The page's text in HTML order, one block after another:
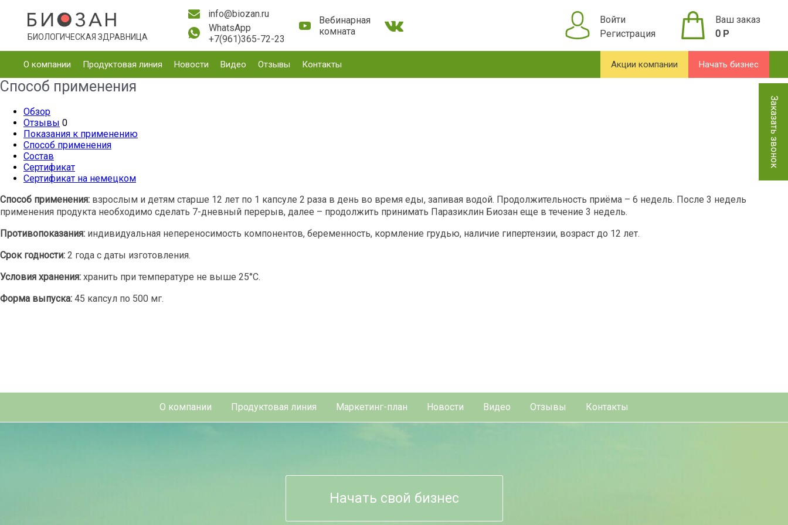
БИОЛОГИЧЕСКАЯ ЗДРАВНИЦА
info@biozan.ru
WhatsApp
+7(961)365-72-23
Вебинарная
комната
Ваш заказ
0 Р
Войти
Регистрация
О компании Продуктовая линия Новости Видео Отзывы Контакты Начать бизнес
Акции компании
Заказать звонок
Способ применения
Обзор
Отзывы 0
Показания к применению
Способ применения
Состав
Сертификат
Сертификат на немецком
Способ применения: взрослым и детям старше 12 лет по 1 капсуле 2 раза в день во время еды, запивая водой. Продолжительность приёма – 6 недель. После 3 недель
применения продукта необходимо сделать 7-дневный перерыв, далее – продолжить принимать Паразиклин Биозан еще в течение 3 недель.
Противопоказания: индивидуальная непереносимость компонентов, беременность, кормление грудью, наличие гипертензии, возраст до 12 лет.
Срок годности: 2 года с даты изготовления.
Условия хранения: хранить при температуре не выше 25°С.
Форма выпуска: 45 капсул по 500 мг.
О компании Продуктовая линия Маркетинг-план Новости Видео Отзывы Контакты
Начать свой бизнес